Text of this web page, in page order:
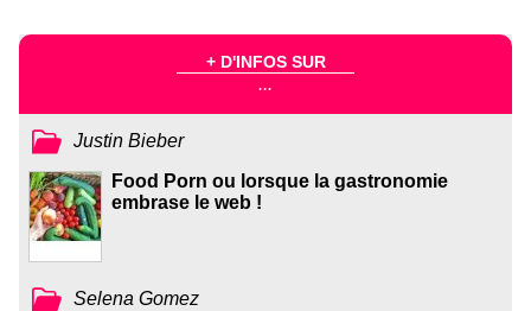
+ D'INFOS SUR
...
Justin Bieber
Food Porn ou lorsque la gastronomie
embrase le web !
Selena Gomez